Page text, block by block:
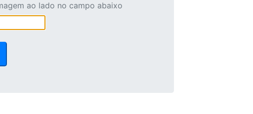
ao lado no campo abaixo